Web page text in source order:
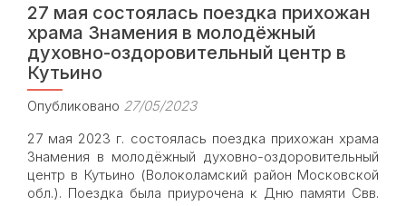
27 мая состоялась поездка прихожан
храма Знамения в молодёжный
духовно-оздоровительный центр в
Кутьино
Опубликовано 27/05/2023
27 мая 2023 г. состоялась поездка прихожан храма
Знамения в молодёжный духовно-оздоровительный
центр в Кутьино (Волоколамский район Московской
обл.). Поездка была приурочена к Дню памяти Свв.